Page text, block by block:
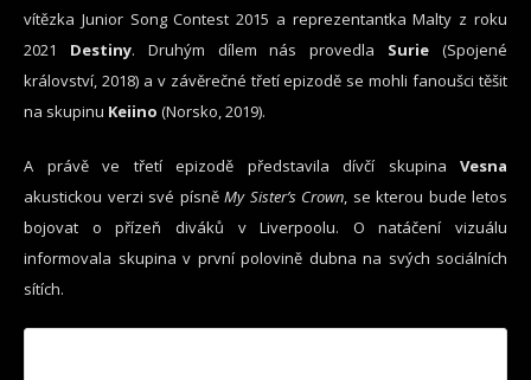
vítězka Junior Song Contest 2015 a reprezentantka Malty z roku
2021 Destiny. Druhým dílem nás provedla Surie (Spojené
království, 2018) a v závěrečné třetí epizodě se mohli fanoušci těšit
na skupinu Keiino (Norsko, 2019).
A právě ve třetí epizodě představila dívčí skupina Vesna
akustickou verzi své písně My Sister’s Crown, se kterou bude letos
bojovat o přízeň diváků v Liverpoolu. O natáčení vizuálu
informovala skupina v první polovině dubna na svých sociálních
sítích.